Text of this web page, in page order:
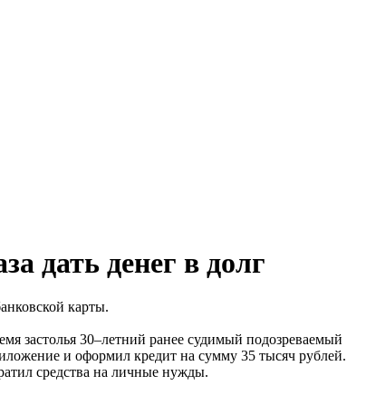
дать денег в долг
карты.
застолья 30–летний ранее судимый подозреваемый
и оформил кредит на сумму 35 тысяч рублей.
средства на личные нужды.